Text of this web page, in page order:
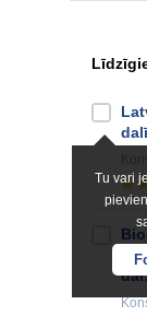
Tu vari